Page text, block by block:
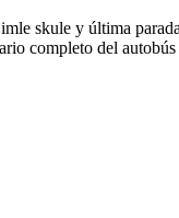
skule y última
completo del